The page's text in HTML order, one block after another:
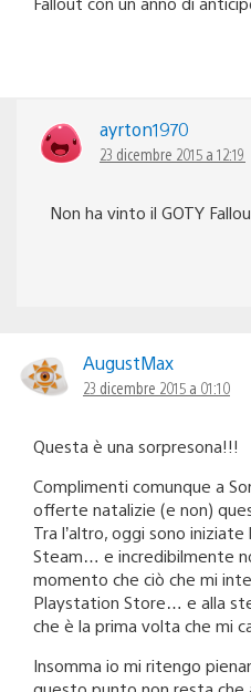
ayrton1970
23 dicembre 2015 a 12:19
Non ha vinto il GOTY
AugustMax
23 dicembre 2015 a 01:10
Questa è una sorpresona!!!
Complimenti comunque a
offerte natalizie (e non)
Tra l’altro, oggi sono
Steam… e incredibilmente
momento che ciò che mi
Playstation Store… e alla
che è la prima volta che mi
Insomma io mi ritengo